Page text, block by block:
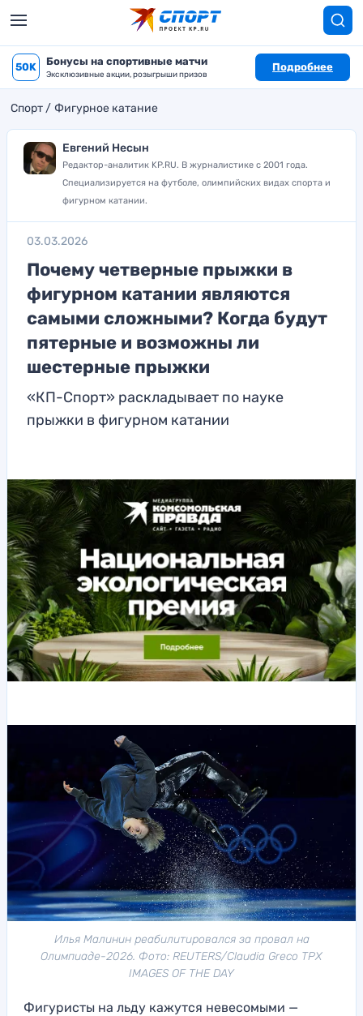
50K Бонусы на спортивные матчи
Эксклюзивные акции, розыгрыши призов
Подробнее
Спорт Фигурное катание
Евгений Несын
Редактор-аналитик KP.RU. В журналистике с 2001 года.
Специализируется на футболе, олимпийских видах спорта и
фигурном катании.
03.03.2026
Почему четверные прыжки в
фигурном катании являются
самыми сложными? Когда будут
пятерные и возможны ли
шестерные прыжки
«КП-Спорт» раскладывает по науке
прыжки в фигурном катании
Илья Малинин реабилитировался за провал на
Олимпиаде-2026. Фото: REUTERS/Claudia Greco TPX
IMAGES OF THE DAY
Фигуристы на льду кажутся невесомыми —